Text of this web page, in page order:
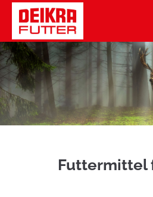
Der Eintrag "offcanvas-col1"
Der Eintrag "offcanvas-col2"
Der Eintrag "offcanvas-col3"
Futtermittel